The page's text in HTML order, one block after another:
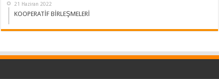
21 Haziran 2022
KOOPERATİF BİRLEŞMELERİ